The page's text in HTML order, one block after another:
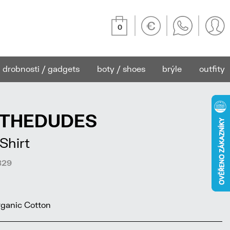
0
drobnosti / gadgets boty / shoes brýle outfity
Cotton